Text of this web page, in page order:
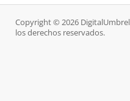
Copyright © 2026
los derechos reservados.